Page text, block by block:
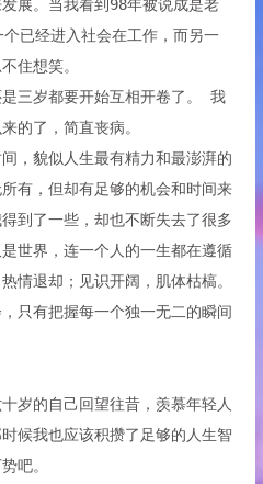
展。当我看到98年被说成是老
已经进入社会在工作，而另一
住想笑。
三岁都要开始互相开卷了。 我
的了，简直丧病。
，貌似人生最有精力和最澎湃的
有，但却有足够的机会和时间来
到了一些，却也不断失去了很多
世界，连一个人的一生都在遵循
情退却；见识开阔，肌体枯槁。
只有把握每一个独一无二的瞬间
岁的自己回望往昔，羡慕年轻人
候我也应该积攒了足够的人生智
吧。